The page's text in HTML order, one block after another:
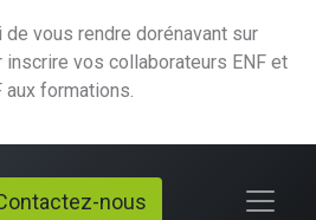
vous rendre dorénavant sur
inscrire vos collaborateurs ENF et
aux formations.
nous